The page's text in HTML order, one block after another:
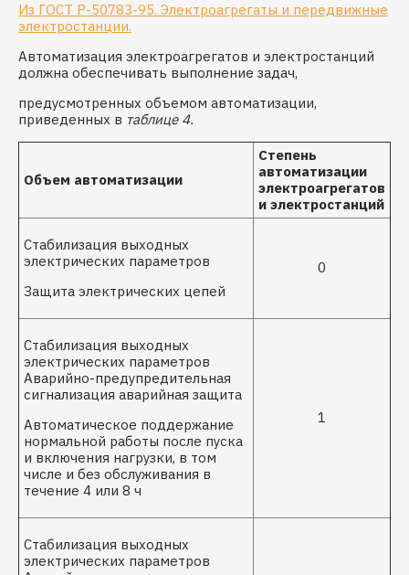
Из ГОСТ Р-50783-95. Электроагрегаты и передвижные
электростанции.
Автоматизация электроагрегатов и электростанций
должна обеспечивать выполнение задач,
предусмотренных объемом автоматизации,
приведенных в таблице 4.
Объем автоматизации
Степень
автоматизации
электроагрегатов
и электростанций
Стабилизация выходных
электрических параметров
Защита электрических цепей
0
Стабилизация выходных
электрических параметров
Аварийно-предупредительная
сигнализация аварийная защита
Автоматическое поддержание
нормальной работы после пуска
и включения нагрузки, в том
числе и без обслуживания в
течение 4 или 8 ч
1
Стабилизация выходных
электрических параметров